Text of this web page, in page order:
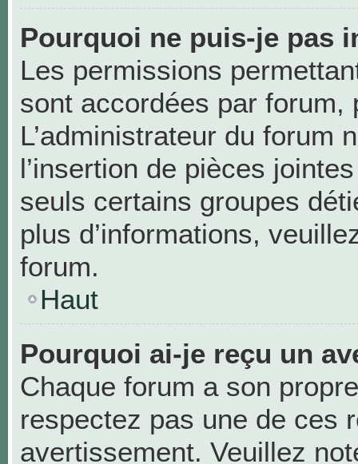
Pourquoi ne puis-je pas
Les permissions
sont accordées par forum,
L’administrateur du forum
l’insertion de pièces
seuls certains groupes
plus d’informations,
forum.
Haut
Pourquoi ai-je reçu un
Chaque forum a son
respectez pas une de ces
avertissement. Veuillez